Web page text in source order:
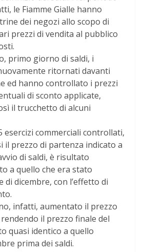
le Fiamme Gialle hanno
dei negozi allo scopo di
prezzi di vendita al pubblico
primo giorno di saldi, i
ritornati davanti
ed hanno controllato i prezzi
di sconto applicate,
il trucchetto di alcuni
esercizi commerciali controllati,
il prezzo di partenza indicato a
di saldi, è risultato
a quello che era stato
di dicembre, con l’effetto di
infatti, aumentato il prezzo
il prezzo finale del
quasi identico a quello
prima dei saldi.